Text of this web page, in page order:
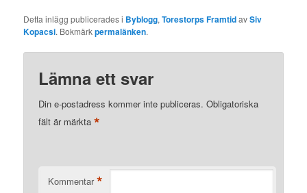
Detta inlägg publicerades i Byblogg,Torestorps FramtidavSiv
Kopacsi. Bokmärkpermalänken.
Lämna ett svar
Din e-postadress kommer inte publiceras. Obligatoriska
fält är märkta*
Kommentar *